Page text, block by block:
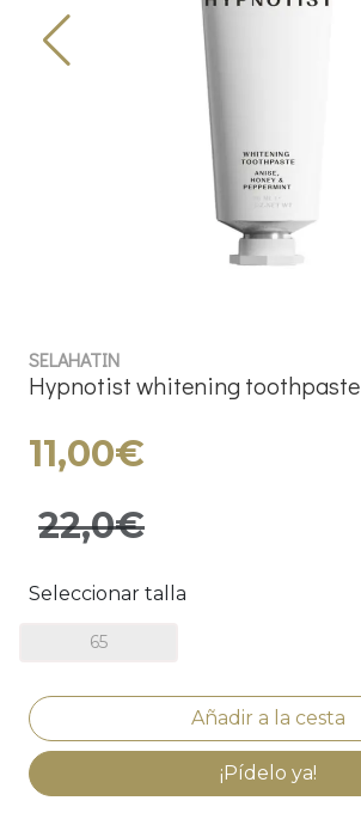
SELAHATIN
Hypnotist whitening toothpaste
11,00€
22,0€
Seleccionar talla
65
¡Pídelo ya!